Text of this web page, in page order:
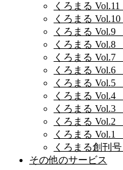
くろまる
くろまる
くろまる Vol.9
くろまる Vol.8
くろまる Vol.7
くろまる Vol.6
くろまる Vol.5
くろまる Vol.4
くろまる Vol.3
くろまる Vol.2
くろまる Vol.1
くろまる創刊
その他のサービス